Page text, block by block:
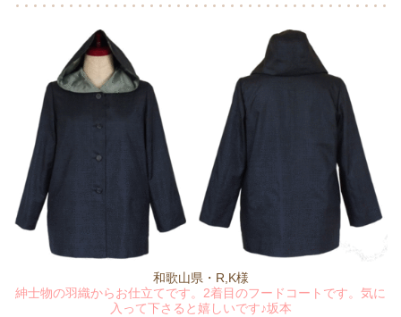
和歌山県・R,K様
紳士物の羽織からお仕立てです。2着目のフードコートです。気に
入って下さると嬉しいです♪坂本